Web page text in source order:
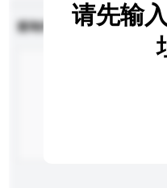
查询内容
请先输